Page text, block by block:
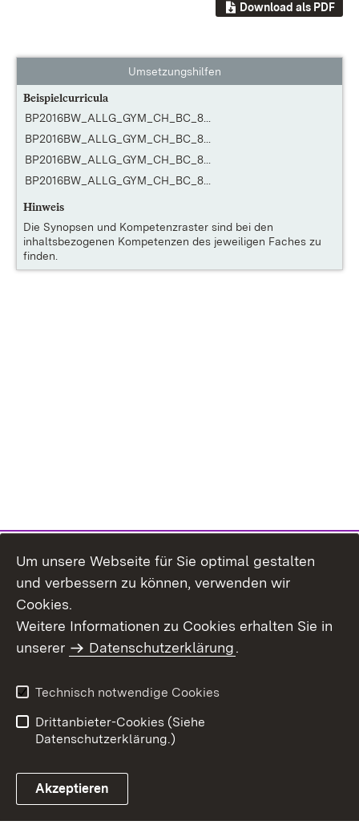
Download als PDF
Umsetzungshilfen
Beispielcurricula
BP2016BW_ALLG_GYM_CH_BC_8...
BP2016BW_ALLG_GYM_CH_BC_8...
BP2016BW_ALLG_GYM_CH_BC_8...
BP2016BW_ALLG_GYM_CH_BC_8...
Hinweis
Die Synopsen und Kompetenzraster sind bei den
inhaltsbezogenen Kompetenzen des jeweiligen Faches zu
finden.
Um unsere Webseite für Sie optimal gestalten
und verbessern zu können, verwenden wir
Cookies.
Weitere Informationen zu Cookies erhalten Sie in
unserer
Datenschutzerklärung.
Technisch notwendige Cookies
Drittanbieter-Cookies (Siehe
Datenschutzerklärung.)
Akzeptieren